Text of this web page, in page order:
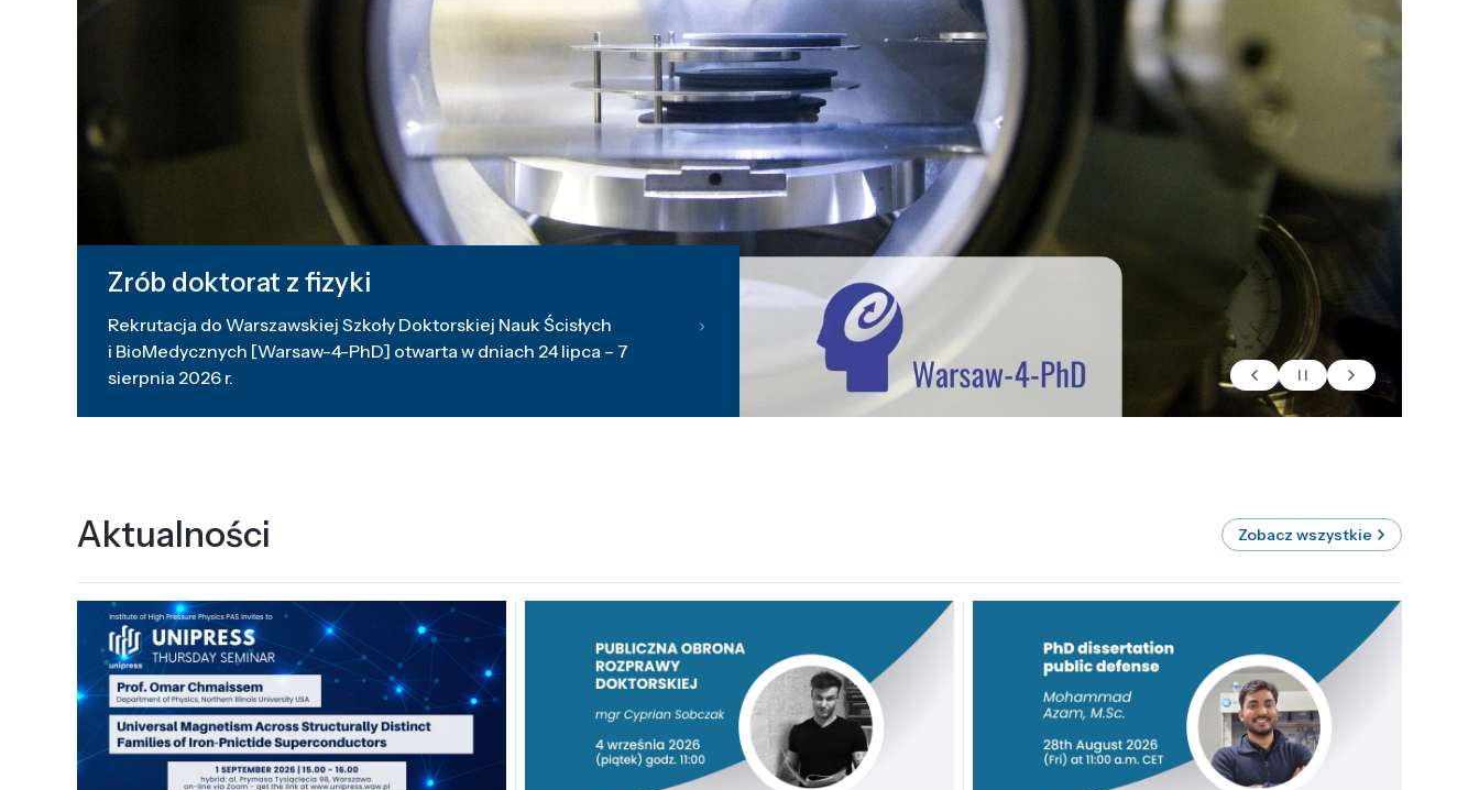
Zrób doktorat z fizyki
Rekrutacja do Warszawskiej Szkoły Doktorskiej Nauk Ścisłych
i BioMedycznych [Warsaw-4-PhD] otwarta w dniach 24 lipca – 7
sierpnia 2026 r.
Aktualności Zobacz wszystkie